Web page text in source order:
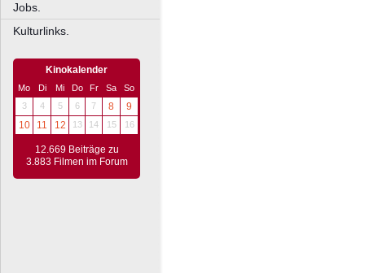
Jobs.
Kulturlinks.
Kinokalender
Mo Di Mi Do Fr Sa
So
3
4 5 6 7 8
9
10
11 12 13 14 15 16
12.669 Beiträge zu
3.883 Filmen im Forum